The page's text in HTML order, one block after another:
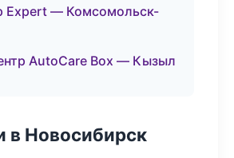
Expert — Комсомольск-
AutoCare Box — Кызыл
в Новосибирск